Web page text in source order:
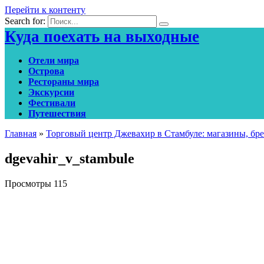
Перейти к контенту
Search for:
Куда поехать на выходные
Отели мира
Острова
Рестораны мира
Экскурсии
Фестивали
Путешествия
Главная » Торговый центр Джевахир в Стамбуле: магазины,
dgevahir_v_stambule
Просмотры 115